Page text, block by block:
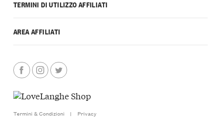
TERMINI DI UTILIZZO AFFILIATI
AREA AFFILIATI
Termini & Condizioni |
Privacy